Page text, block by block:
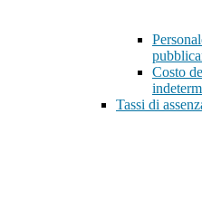
Costo
Tassi di